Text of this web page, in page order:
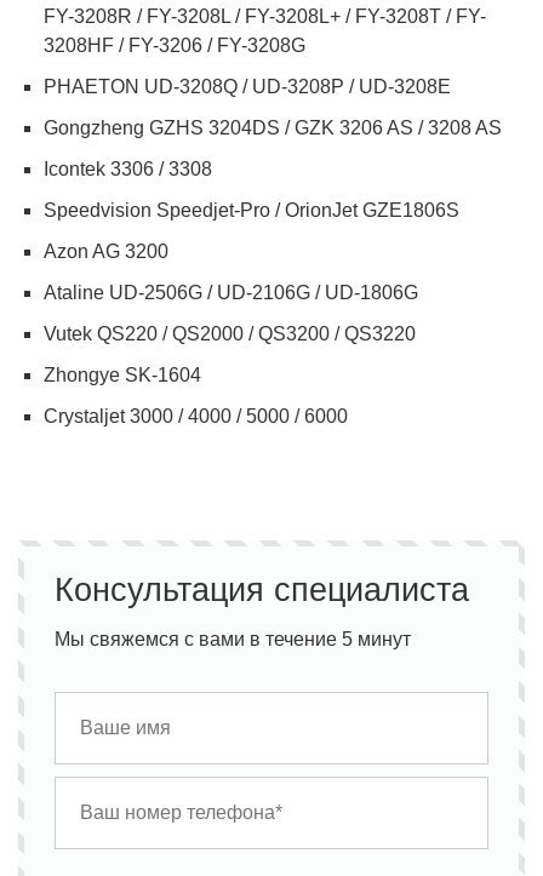
FY-3208R / FY-3208L / FY-3208L+ / FY-3208T / FY-
3208HF / FY-3206 / FY-3208G
PHAETON UD-3208Q / UD-3208P / UD-3208E
Gongzheng GZHS 3204DS / GZK 3206 AS / 3208 AS
Icontek 3306 / 3308
Speedvision Speedjet-Pro / OrionJet GZE1806S
Azon AG 3200
Ataline UD-2506G / UD-2106G / UD-1806G
Vutek QS220 / QS2000 / QS3200 / QS3220
Zhongye SK-1604
Crystaljet 3000 / 4000 / 5000 / 6000
Консультация специалиста
Мы свяжемся с вами в течение 5 минут